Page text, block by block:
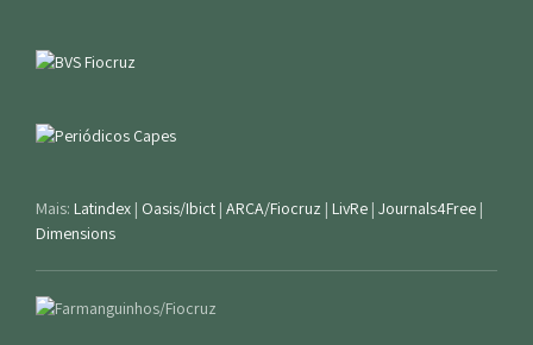
Mais: Latindex | Oasis/Ibict | ARCA/Fiocruz | LivRe | Journals4Free |
Dimensions